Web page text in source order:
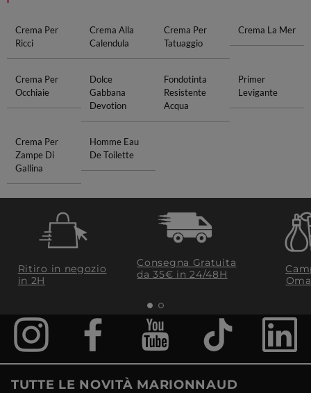
Crema Per
Ricci
Crema Alla
Calendula
Crema Per
Tatuaggio
Crema La Mer
Crema Per
Occhiaie
Dolce
Gabbana
Devotion
Fondotinta
Resistente
Acqua
Primer
Levigante
Crema Per
Zampe Di
Gallina
Homme Eau
De Toilette
Ritiro in negozio
in 2H
Consegna Gratuita
da 35€​ in 24/48H
TUTTE LE NOVITÀ MARIONNAUD